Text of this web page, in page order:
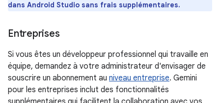
dans Android Studio sans frais supplémentaires.
Entreprises
Si vous êtes un développeur professionnel qui travaille en
équipe, demandez à votre administrateur d'envisager de
souscrire un abonnement au niveau entreprise. Gemini
pour les entreprises inclut des fonctionnalités